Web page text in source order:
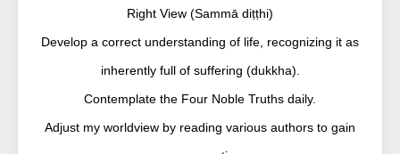
Right View (Sammā diṭṭhi)
Develop a correct understanding of life, recognizing it as
inherently full of suffering (dukkha).
Contemplate the Four Noble Truths daily.
Adjust my worldview by reading various authors to gain